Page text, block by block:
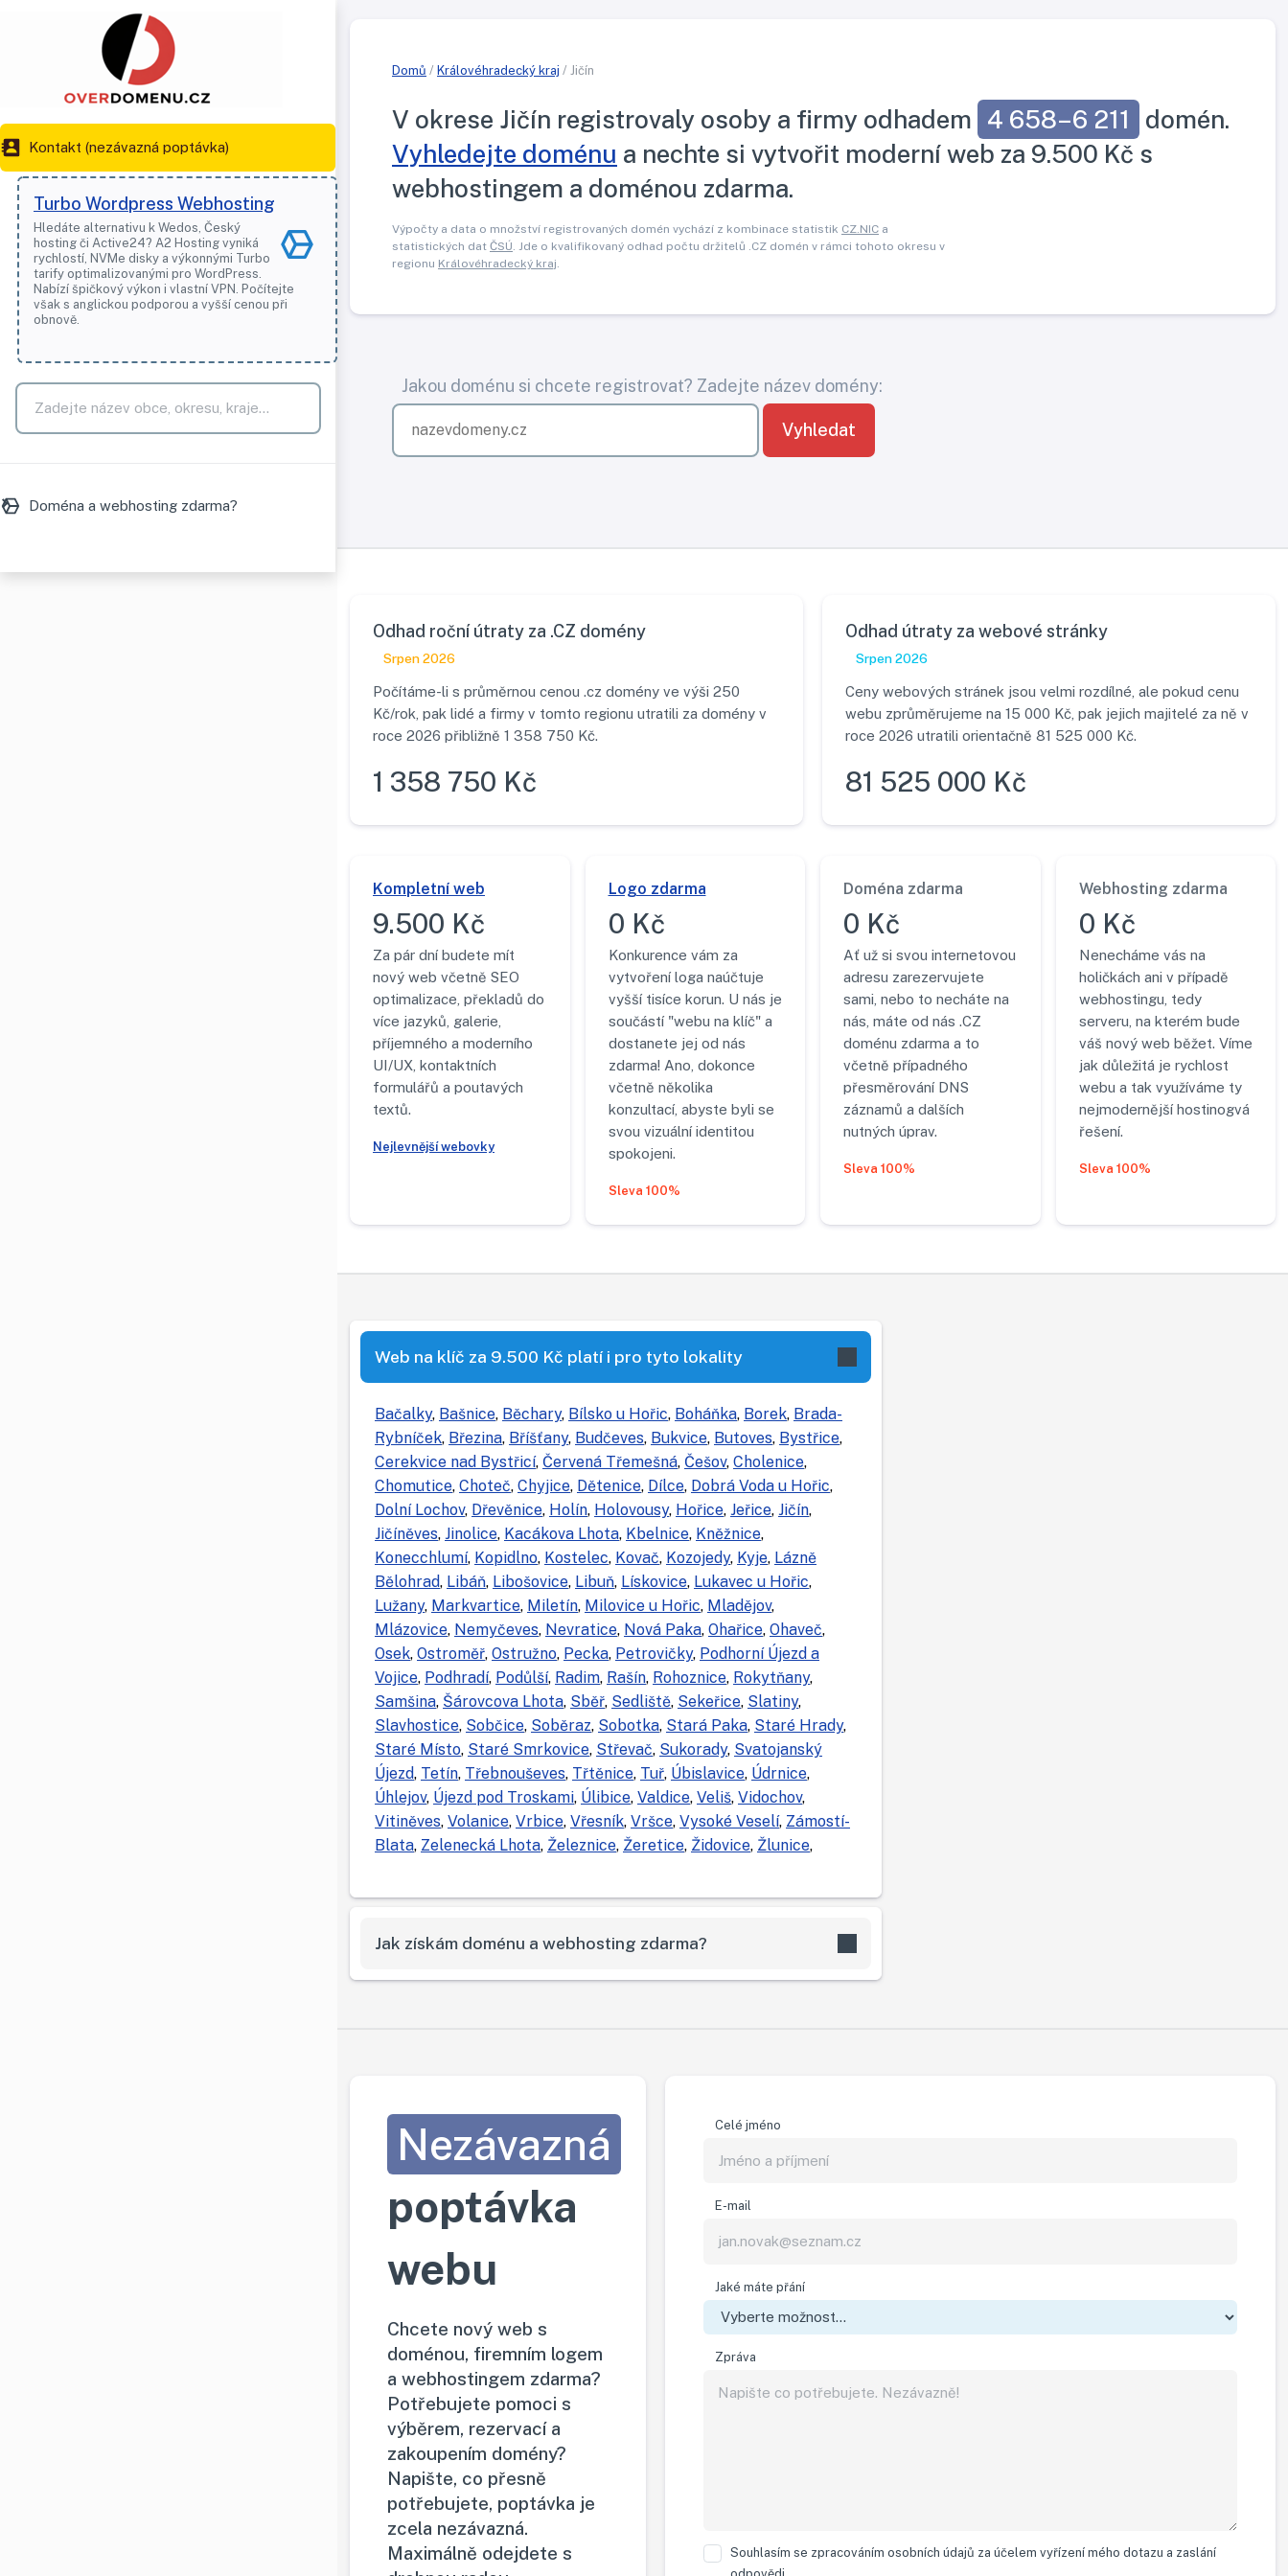
Kontakt (nezávazná poptávka)
Turbo Wordpress Webhosting
Hledáte alternativu k Wedos, Český
hosting či Active24? A2 Hosting vyniká
rychlostí, NVMe disky a výkonnými Turbo
tarify optimalizovanými pro WordPress.
Nabízí špičkový výkon i vlastní VPN. Počítejte
však s anglickou podporou a vyšší cenou při
obnově.
Doména a webhosting zdarma?
Domů / Královéhradecký kraj / Jičín
V okrese Jičín registrovaly osoby a firmy odhadem 4 658–6 211
domén.
Vyhledejte doménu a nechte si vytvořit moderní web za 9.500 Kč s
webhostingem a doménou zdarma.
Výpočty a data o množství registrovaných domén vychází z kombinace statistik CZ.NIC a
statistických dat ČSÚ. Jde o kvalifikovaný odhad počtu držitelů .CZ domén v rámci tohoto okresu v
regionu Královéhradecký kraj.
Jakou doménu si chcete registrovat? Zadejte název domény:
Vyhledat
Odhad roční útraty za .CZ domény
Srpen 2026
Počítáme-li s průměrnou cenou .cz domény ve výši 250
Kč/rok, pak lidé a firmy v tomto regionu utratili za domény v
roce 2026 přibližně 1 358 750 Kč.
1 358 750 Kč
Odhad útraty za webové stránky
Srpen 2026
Ceny webových stránek jsou velmi rozdílné, ale pokud cenu
webu zprůměrujeme na 15 000 Kč, pak jejich majitelé za ně v
roce 2026 utratili orientačně 81 525 000 Kč.
81 525 000 Kč
Kompletní web
9.500 Kč
Za pár dní budete mít
nový web včetně SEO
optimalizace, překladů do
více jazyků, galerie,
příjemného a moderního
UI/UX, kontaktních
formulářů a poutavých
textů.
Nejlevnější webovky
Logo zdarma
0 Kč
Konkurence vám za
vytvoření loga naúčtuje
vyšší tisíce korun. U nás je
součástí "webu na klíč" a
dostanete jej od nás
zdarma! Ano, dokonce
včetně několika
konzultací, abyste byli se
svou vizuální identitou
spokojeni.
Sleva 100%
Doména zdarma
0 Kč
Ať už si svou internetovou
adresu zarezervujete
sami, nebo to necháte na
nás, máte od nás .CZ
doménu zdarma a to
včetně případného
přesměrování DNS
záznamů a dalších
nutných úprav.
Sleva 100%
Webhosting zdarma
0 Kč
Nenecháme vás na
holičkách ani v případě
webhostingu, tedy
serveru, na kterém bude
váš nový web běžet. Víme
jak důležitá je rychlost
webu a tak využíváme ty
nejmodernější hostinogvá
řešení.
Sleva 100%
Web na klíč za 9.500 Kč platí i pro tyto lokality
Bačalky, Bašnice, Běchary, Bílsko u Hořic, Boháňka, Borek, Brada-
Rybníček, Březina, Bříšťany, Budčeves, Bukvice, Butoves, Bystřice,
Cerekvice nad Bystřicí, Červená Třemešná, Češov, Cholenice,
Chomutice, Choteč, Chyjice, Dětenice, Dílce, Dobrá Voda u Hořic,
Dolní Lochov, Dřevěnice, Holín, Holovousy, Hořice, Jeřice, Jičín,
Jičíněves, Jinolice, Kacákova Lhota, Kbelnice, Kněžnice,
Konecchlumí, Kopidlno, Kostelec, Kovač, Kozojedy, Kyje, Lázně
Bělohrad, Libáň, Libošovice, Libuň, Lískovice, Lukavec u Hořic,
Lužany, Markvartice, Miletín, Milovice u Hořic, Mladějov,
Mlázovice, Nemyčeves, Nevratice, Nová Paka, Ohařice, Ohaveč,
Osek, Ostroměř, Ostružno, Pecka, Petrovičky, Podhorní Újezd a
Vojice, Podhradí, Podůlší, Radim, Rašín, Rohoznice, Rokytňany,
Samšina, Šárovcova Lhota, Sběř, Sedliště, Sekeřice, Slatiny,
Slavhostice, Sobčice, Soběraz, Sobotka, Stará Paka, Staré Hrady,
Staré Místo, Staré Smrkovice, Střevač, Sukorady, Svatojanský
Újezd, Tetín, Třebnouševes, Třtěnice, Tuř, Úbislavice, Údrnice,
Úhlejov, Újezd pod Troskami, Úlibice, Valdice, Veliš, Vidochov,
Vitiněves, Volanice, Vrbice, Vřesník, Vršce, Vysoké Veselí, Zámostí-
Blata, Zelenecká Lhota, Železnice, Žeretice, Židovice, Žlunice,
Jak získám doménu a webhosting zdarma?
Nezávazná
poptávka
webu
Chcete nový web s
doménou, firemním logem
a webhostingem zdarma?
Potřebujete pomoci s
výběrem, rezervací a
zakoupením domény?
Napište, co přesně
potřebujete, poptávka je
zcela nezávazná.
Maximálně odejdete s
Celé jméno
E-mail
Jaké máte přání
Zpráva
Souhlasím se zpracováním osobních údajů za účelem vyřízení mého dotazu a zaslání